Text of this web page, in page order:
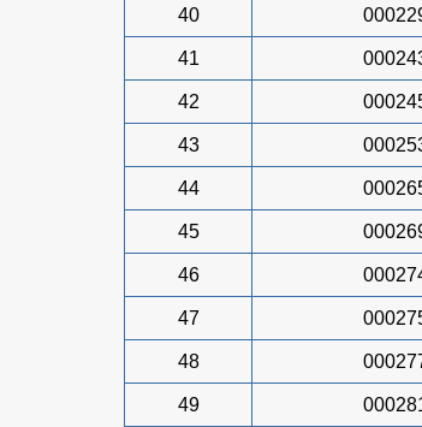
40
41
42
43
44
45
46
47
48
49